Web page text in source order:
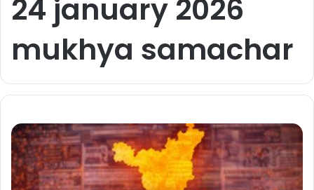
24 january 2026
mukhya samachar